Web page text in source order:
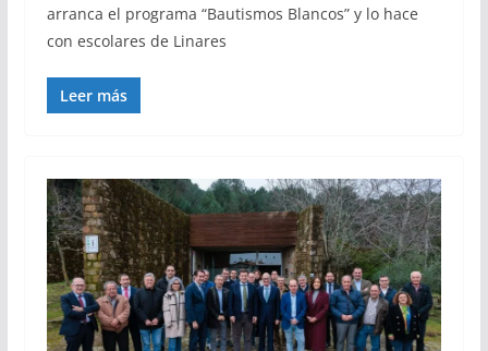
arranca el programa “Bautismos Blancos” y lo hace
con escolares de Linares
Leer más